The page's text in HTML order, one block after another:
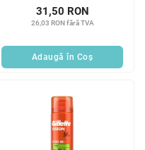
26,03 RON fără TVA
31,50 RON
Adaugă în Coş